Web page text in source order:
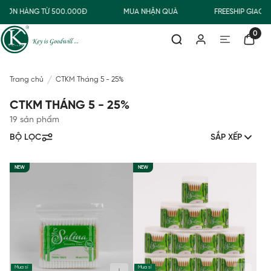
HÀNG TỪ 500.000Đ MUA NHẬN QUÀ FREESHIP GIAO
0
Trang chủ CTKM Tháng 5 - 25%
CTKM THÁNG 5 - 25%
19 sản phẩm
BỘ LỌC
SẮP XẾP
NEW
Mua sỉ
NEW
Mua sỉ